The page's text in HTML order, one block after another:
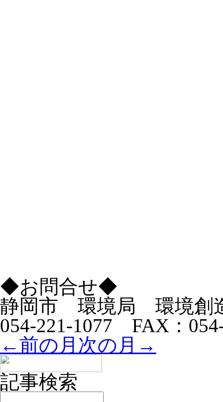
◆お問合せ◆
静岡市 環境局 環境創
054-221-1077 FAX：
←前の月 次の月→
記事検索